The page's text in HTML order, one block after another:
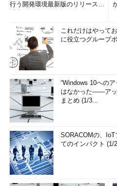
行う開発環境最新版のリリースを
これだけはやって
に役立つグループ
“Windows 10への
はなかった――アッ
まとめ (1/3...
SORACOMの、IoT
てのインパクト (1/